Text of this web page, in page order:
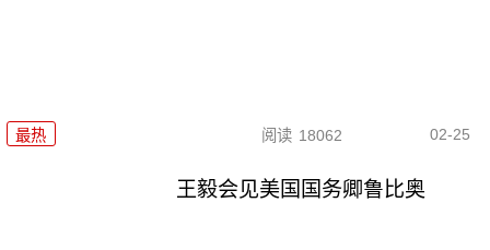
最热 阅读 18062 02-25
王毅会见美国国务卿鲁比奥